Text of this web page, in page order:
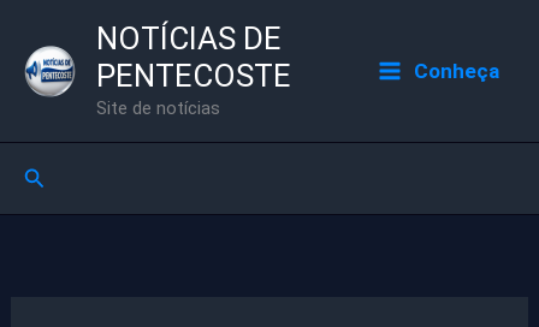
para
NOTÍCIAS DE
PENTECOSTE
Site de notícias
Conheça
Pesquisar